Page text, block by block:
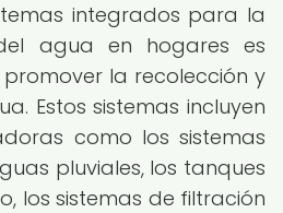
integrados para la
agua en hogares es
la recolección y
Estos sistemas incluyen
como los sistemas
pluviales, los tanques
los sistemas de filtración